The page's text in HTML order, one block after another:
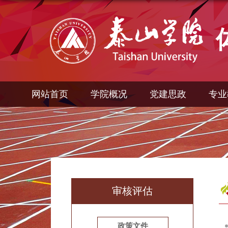
网站首页 学院概况 党建思政 专
审核评估
政策文件